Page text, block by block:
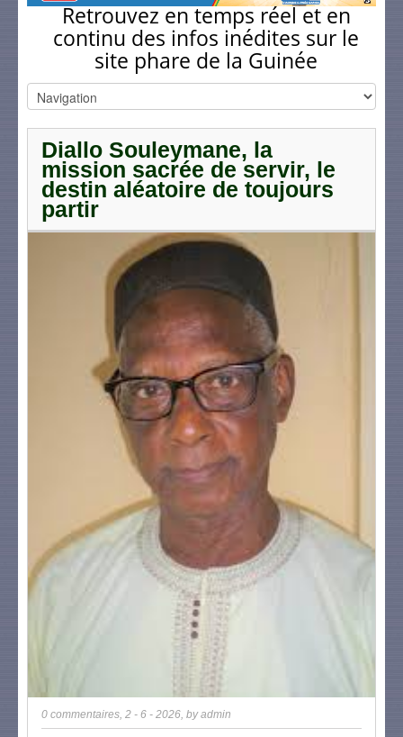
Retrouvez en temps réel et en
continu des infos inédites sur le
site phare de la Guinée
Diallo Souleymane, la
mission sacrée de servir, le
destin aléatoire de toujours
partir
0 commentaires 2 - 6 - 2026 , byadmin